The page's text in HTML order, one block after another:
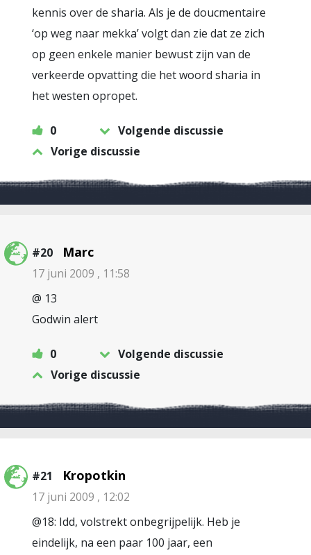
kennis over de sharia. Als je de doucmentaire
‘op weg naar mekka’ volgt dan zie dat ze zich
op geen enkele manier bewust zijn van de
verkeerde opvatting die het woord sharia in
het westen opropet.
0
Volgende discussie
Vorige discussie
#20 Marc
17 juni 2009 , 11:58
@ 13
Godwin alert
0
Volgende discussie
Vorige discussie
#21 Kropotkin
17 juni 2009 , 12:02
@18: Idd, volstrekt onbegrijpelijk. Heb je
eindelijk, na een paar 100 jaar, een